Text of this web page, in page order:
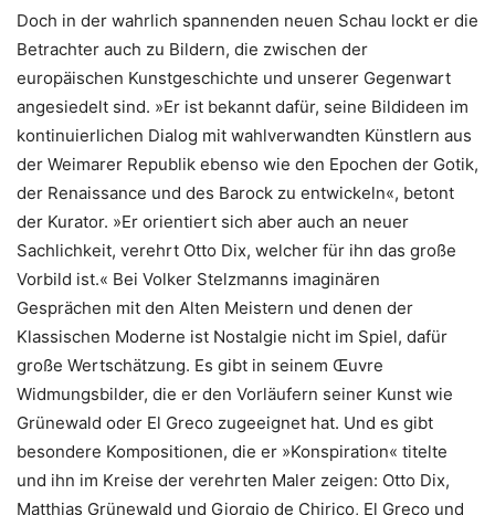
Doch in der wahrlich spannenden neuen Schau lockt er die
Betrachter auch zu Bildern, die zwischen der
europäischen Kunstgeschichte und unserer Gegenwart
angesiedelt sind. »Er ist bekannt dafür, seine Bildideen im
kontinuierlichen Dialog mit wahlverwandten Künstlern aus
der Weimarer Republik ebenso wie den Epochen der Gotik,
der Renaissance und des Barock zu entwickeln«, betont
der Kurator. »Er orientiert sich aber auch an neuer
Sachlichkeit, verehrt Otto Dix, welcher für ihn das große
Vorbild ist.« Bei Volker Stelzmanns imaginären
Gesprächen mit den Alten Meistern und denen der
Klassischen Moderne ist Nostalgie nicht im Spiel, dafür
große Wertschätzung. Es gibt in seinem Œuvre
Widmungsbilder, die er den Vorläufern seiner Kunst wie
Grünewald oder El Greco zugeeignet hat. Und es gibt
besondere Kompositionen, die er »Konspiration« titelte
und ihn im Kreise der verehrten Maler zeigen: Otto Dix,
Matthias Grünewald und Giorgio de Chirico, El Greco und